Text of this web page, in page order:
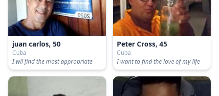
juan carlos, 50
Cuba
I wil find the most appropriate
Peter Cross, 45
Cuba
I want to find the love of my life